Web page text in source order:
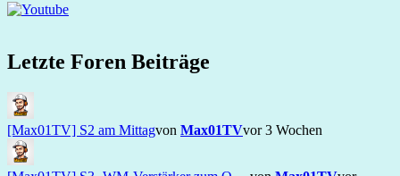
Letzte Foren Beiträge
[Max01TV] S2 am Mittagvon Max01TVvor 3 Wochen